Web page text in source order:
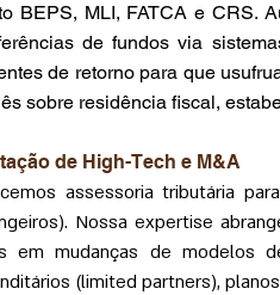
BEPS, MLI, FATCA e CRS.
de fundos via
de retorno para que
sobre residência fiscal,
de High-Tech e M&A
assessoria tributária
Nossa expertise
em mudanças de modelos
(limited partners),